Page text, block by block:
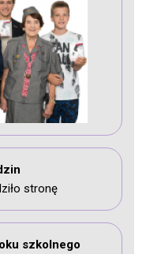
stronę
szkolnego